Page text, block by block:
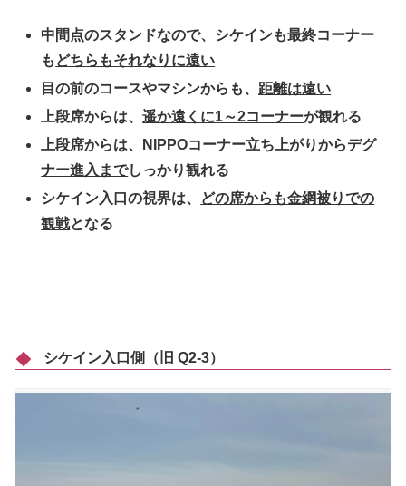
中間点のスタンドなので、シケインも最終コーナー
も どちらもそれなりに遠い
目の前のコースやマシンからも、 距離は遠い
上段席からは、遥か遠くに1～2コーナーが観れる
上段席からは、
NIPPOコーナー立ち上がりからデグ
ナー進入までしっかり観れる
シケイン入口の視界は、
どの席からも金網被りでの
観戦となる
シケイン入口側（旧 Q2-3）